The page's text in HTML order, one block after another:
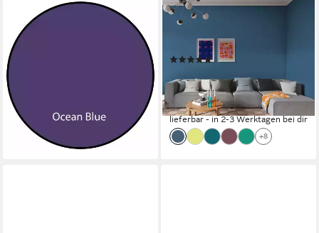
OELLERS
Wandfarbe Premium, Feine
Wandfarbe, 2,5 Liter Matt
ALPINA
Wandfarbe Alpina PANTONE®
1L + Rührholz
(1)
(17,99 €/ 1 l)
lieferbar - in 2-3 Werktagen bei dir
+8